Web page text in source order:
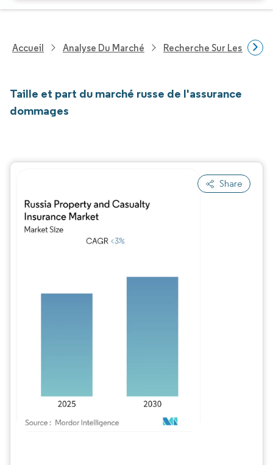
Accueil Analyse Du Marché Recherche Sur Les
Taille et part du marché russe de l'assurance
dommages
Share